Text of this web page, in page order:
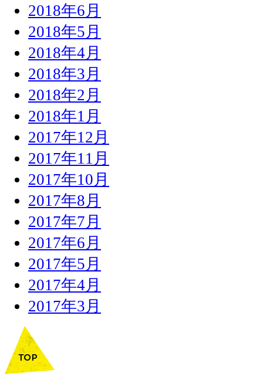
2018年6月
2018年5月
2018年4月
2018年3月
2018年2月
2018年1月
2017年12月
2017年11月
2017年10月
2017年8月
2017年7月
2017年6月
2017年5月
2017年4月
2017年3月